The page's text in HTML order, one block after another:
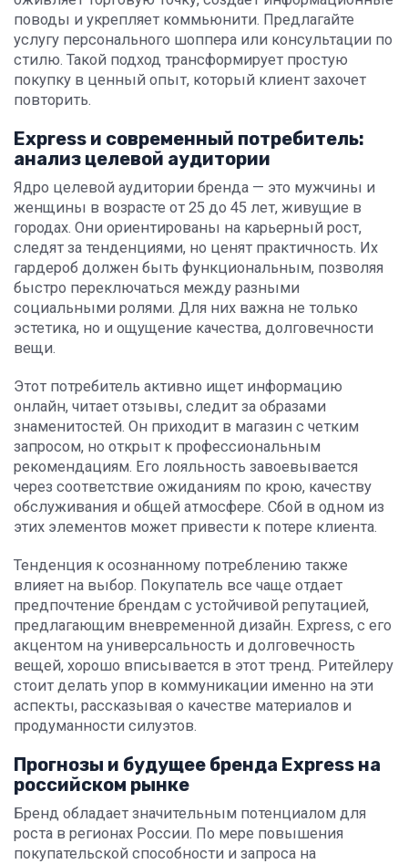
поводы и укрепляет коммьюнити. Предлагайте
услугу персонального шоппера или консультации по
стилю. Такой подход трансформирует простую
покупку в ценный опыт, который клиент захочет
повторить.
Express и современный потребитель:
анализ целевой аудитории
Ядро целевой аудитории бренда — это мужчины и
женщины в возрасте от 25 до 45 лет, живущие в
городах. Они ориентированы на карьерный рост,
следят за тенденциями, но ценят практичность. Их
гардероб должен быть функциональным, позволяя
быстро переключаться между разными
социальными ролями. Для них важна не только
эстетика, но и ощущение качества, долговечности
вещи.
Этот потребитель активно ищет информацию
онлайн, читает отзывы, следит за образами
знаменитостей. Он приходит в магазин с четким
запросом, но открыт к профессиональным
рекомендациям. Его лояльность завоевывается
через соответствие ожиданиям по крою, качеству
обслуживания и общей атмосфере. Сбой в одном из
этих элементов может привести к потере клиента.
Тенденция к осознанному потреблению также
влияет на выбор. Покупатель все чаще отдает
предпочтение брендам с устойчивой репутацией,
предлагающим вневременной дизайн. Express, с его
акцентом на универсальность и долговечность
вещей, хорошо вписывается в этот тренд. Ритейлеру
стоит делать упор в коммуникации именно на эти
аспекты, рассказывая о качестве материалов и
продуманности силуэтов.
Прогнозы и будущее бренда Express на
российском рынке
Бренд обладает значительным потенциалом для
роста в регионах России. По мере повышения
покупательской способности и запроса на